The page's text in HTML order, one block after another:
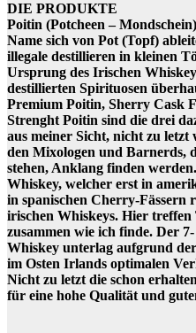
DIE PRODUKTE
Poitin (Potcheen –
Name sich von Pot (Topf)
illegale destillieren in kleinen
Ursprung des Irischen
destillierten Spirituosen
Premium Poitin, Sherry Cask
Strenght Poitin sind die drei
aus meiner Sicht, nicht zu letzt
den Mixologen und Barnerds,
stehen, Anklang finden
Whiskey, welcher erst in
in spanischen Cherry-Fässern
irischen Whiskeys. Hier
zusammen wie ich finde. Der
Whiskey unterlag aufgrund
im Osten Irlands optimalen
Nicht zu letzt die schon
für eine hohe Qualität und